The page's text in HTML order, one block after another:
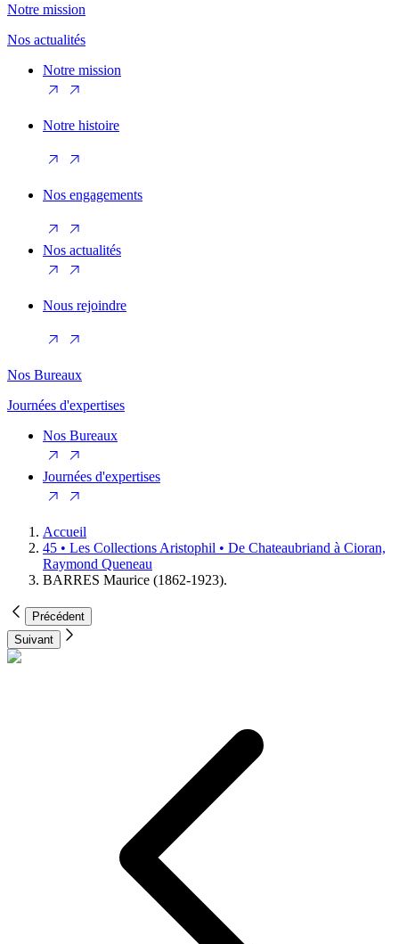
Notre mission
Nos actualités
Notre mission
Notre histoire
Nos engagements
Nos actualités
Nous rejoindre
Nos Bureaux
Journées d'expertises
Nos Bureaux
Journées d'expertises
Accueil
45 • Les Collections Aristophil • De Chateaubriand à Cioran,
Raymond Queneau
BARRES Maurice (1862-1923).
Précédent
Suivant